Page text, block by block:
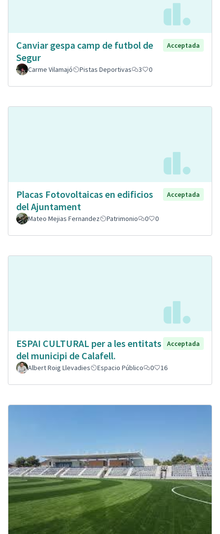
Canviar gespa camp de futbol de
Segur
Acceptada
Carme Vilamajó Pistas Deportivas 3 0
Placas Fotovoltaicas en edificios
del Ajuntament
Acceptada
Mateo Mejias Fernandez Patrimonio 0 0
ESPAI CULTURAL per a les entitats
del municipi de Calafell.
Acceptada
Albert Roig Llevadies Espacio Público 0 16